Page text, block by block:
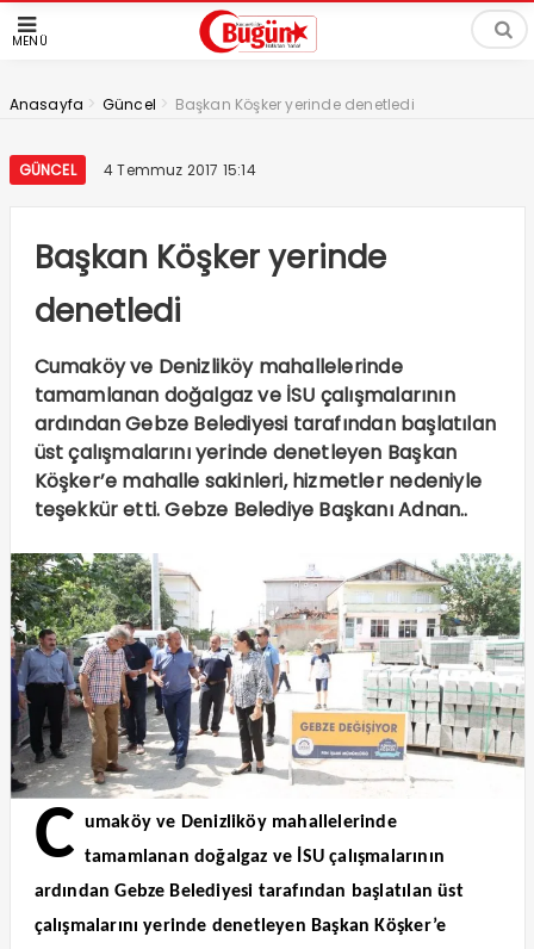
MENÜ
Anasayfa > Güncel > Başkan Köşker yerinde denetledi
GÜNCEL 4 Temmuz 2017 15:14
Başkan Köşker yerinde
denetledi
Cumaköy ve Denizliköy mahallelerinde
tamamlanan doğalgaz ve İSU çalışmalarının
ardından Gebze Belediyesi tarafından başlatılan
üst çalışmalarını yerinde denetleyen Başkan
Köşker’e mahalle sakinleri, hizmetler nedeniyle
teşekkür etti. Gebze Belediye Başkanı Adnan..
C umaköy ve Denizliköy mahallelerinde
tamamlanan doğalgaz ve İSU çalışmalarının
ardından Gebze Belediyesi tarafından başlatılan üst
çalışmalarını yerinde denetleyen Başkan Köşker’e